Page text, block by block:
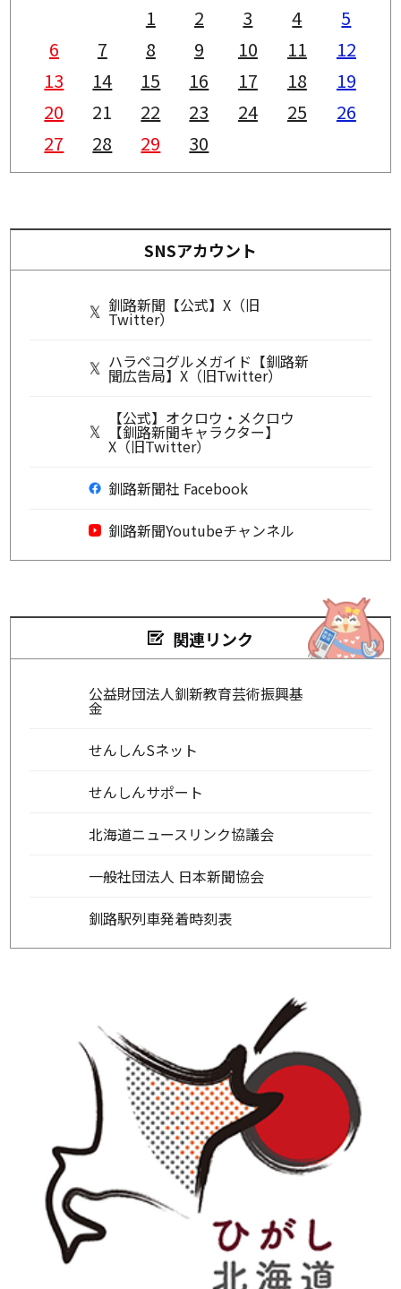
1
2 3 4
5
6
7 8 9 10 11
12
13
14 15 16 17 18
19
20
21 22 23 24 25
26
27
28 29 30
SNSアカウント
釧路新聞【公式】X（旧
Twitter）
ハラペコグルメガイド【釧路新
聞広告局】X（旧Twitter）
【公式】オクロウ・メクロウ
【釧路新聞キャラクター】
X（旧Twitter）
釧路新聞社 Facebook
釧路新聞Youtubeチャンネル
関連リンク
公益財団法人釧新教育芸術振興基
金
せんしんSネット
せんしんサポート
北海道ニュースリンク協議会
一般社団法人 日本新聞協会
釧路駅列車発着時刻表